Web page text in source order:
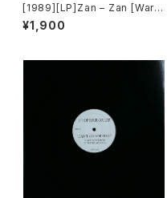
[1989][LP]Zan – Zan [Warn
er Bros. Records]
¥1,900